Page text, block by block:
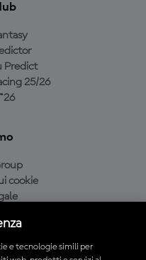
Predict
25/26
cookie
e tecnologie simili per